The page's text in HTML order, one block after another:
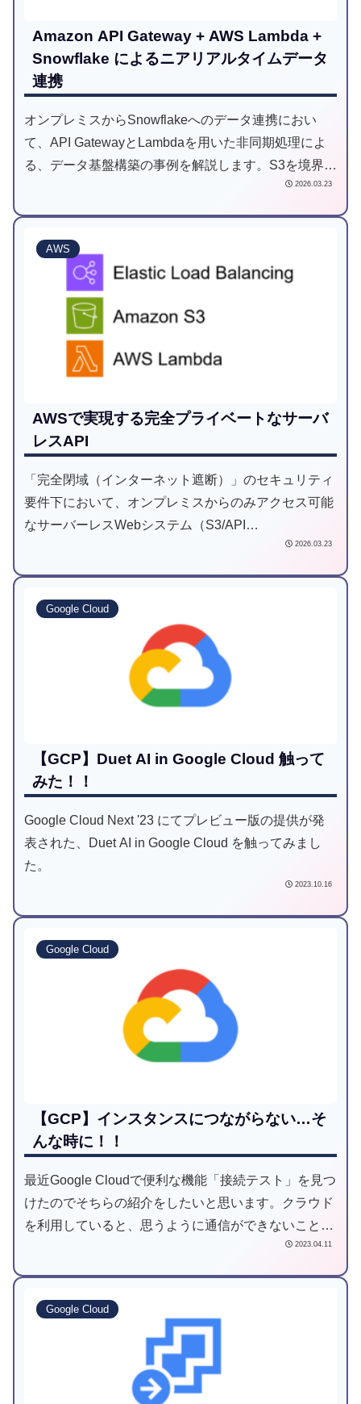
Amazon API Gateway + AWS Lambda +
Snowflake によるニアリアルタイムデータ
連携
オンプレミスからSnowflakeへのデータ連携におい
て、API GatewayとLambdaを用いた非同期処理によ
る、データ基盤構築の事例を解説します。S3を境界に
「取り込み」と「ロード処理」を分離することで、閉
2026.03.23
AWS
AWSで実現する完全プライベートなサーバ
レスAPI
「完全閉域（インターネット遮断）」のセキュリティ
要件下において、オンプレミスからのみアクセス可能
なサーバーレスWebシステム（S3/API
Gateway/Lambda）を構築した事例をご紹介します。
のアーキテクチャ設計を解説します。
2026.03.23
Google Cloud
【GCP】Duet AI in Google Cloud 触って
みた！！
Google Cloud Next '23 にてプレビュー版の提供が発
表された、Duet AI in Google Cloud を触ってみまし
た。
2023.10.16
Google Cloud
【GCP】インスタンスにつながらない…そ
んな時に！！
最近Google Cloudで便利な機能「接続テスト」を見つ
けたのでそちらの紹介をしたいと思います。クラウド
を利用していると、思うように通信ができないことっ
て多々ありますよね。そんな時の原因の切り分けに役
2023.04.11
Google Cloud